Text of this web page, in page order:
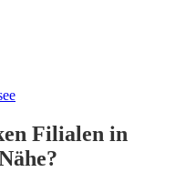
Filialen in